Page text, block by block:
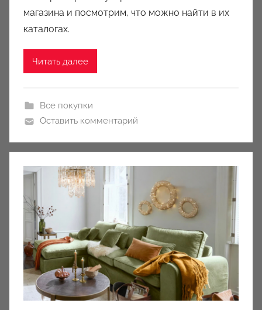
y
магазина и посмотрим, что можно найти в их
каталогах.
Читать далее
Все покупки
Оставить комментарий